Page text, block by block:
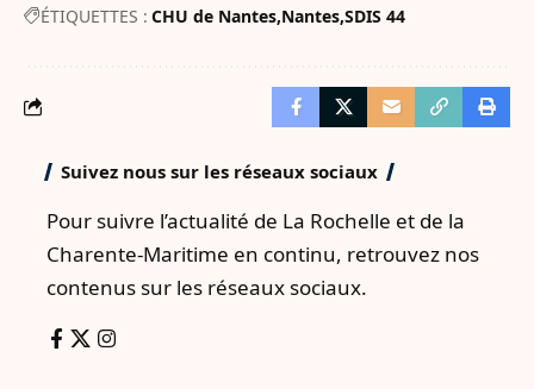
ÉTIQUETTES : CHU de Nantes Nantes SDIS 44
Suivez nous sur les réseaux sociaux
Pour suivre l’actualité de La Rochelle et de la
Charente-Maritime en continu, retrouvez nos
contenus sur les réseaux sociaux.